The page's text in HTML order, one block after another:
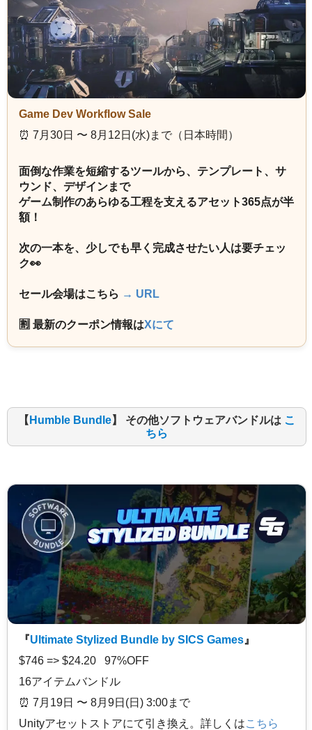
Game Dev Workflow Sale
⏰️ 7月30日 〜 8月12日(水)まで（日本時間）
面倒な作業を短縮するツールから、テンプレート、サ
ウンド、デザインまで
ゲーム制作のあらゆる工程を支えるアセット365点が半
額！
次の一本を、少しでも早く完成させたい人は要チェッ
ク👀
セール会場はこちら → URL
🈹 最新のクーポン情報はXにて
【 Humble Bundle】 その他ソフトウェアバンドルは こ
ちら
『Ultimate Stylized Bundle by SICS Games 』
$746 => $24.20 97%OFF
16アイテムバンドル
⏰️ 7月19日 〜 8月9日(日) 3:00まで
Unityアセットストアにて引き換え。詳しくはこちら